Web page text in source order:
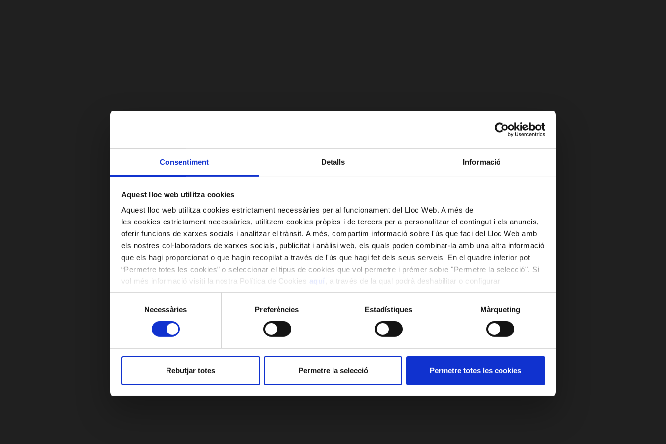
Consentiment Detalls Informació
Aquest lloc web utilitza cookies
Aquest lloc web utilitza cookies estrictament necessàries per al funcionament del Lloc Web. A més de
les cookies estrictament necessàries, utilitzem cookies pròpies i de tercers per a personalitzar el contingut i els anuncis,
oferir funcions de xarxes socials i analitzar el trànsit. A més, compartim informació sobre l'ús que faci del Lloc Web amb
els nostres col·laboradors de xarxes socials, publicitat i anàlisi web, els quals poden combinar-la amb una altra informació
que els hagi proporcionat o que hagin recopilat a través de l'ús que hagi fet dels seus serveis. En el quadre inferior pot
“Permetre totes les cookies” o seleccionar el tipus de cookies que vol permetre i prémer sobre "Permetre la selecció". Si
vol més informació visiti la nostra Política de Cookies aquí , a través de la qual podrà deshabilitar o configurar
les cookies en qualsevol moment.
consentiment
Necessàries Preferències Estadístiques Màrqueting
Rebutjar totes Permetre la selecció Permetre totes les cookies